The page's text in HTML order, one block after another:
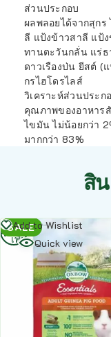
ส่วนประกอบ
ผลพลอยได้จากสุกร
ลี แป้งข้าวสาลี แป้
ทานตะวันกลั่น แร่
ดาวเรืองป่น ยีสต์ (
กรไฮโดรไลส์
วิเคราะห์ส่วนประก
คุณภาพของอาหาร
ไขมัน ไม่น้อยกว่า
มากกว่า 83%
สิ
SALE
Add to Wishlist
Quick view
อ่าน
เพิ่ม